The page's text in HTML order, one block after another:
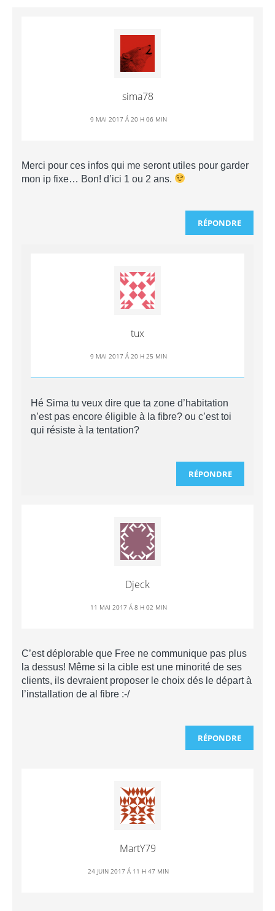
sima78
9 MAI 2017 Á 20 H 06 MIN
Merci pour ces infos qui me seront utiles pour garder
mon ip fixe… Bon! d’ici 1 ou 2 ans.
RÉPONDRE
tux
9 MAI 2017 Á 20 H 25 MIN
Hé Sima tu veux dire que ta zone d’habitation
n’est pas encore éligible à la fibre? ou c’est toi
qui résiste à la tentation?
RÉPONDRE
Djeck
11 MAI 2017 Á 8 H 02 MIN
C’est déplorable que Free ne communique pas plus
la dessus! Même si la cible est une minorité de ses
clients, ils devraient proposer le choix dés le départ à
l’installation de al fibre :-/
RÉPONDRE
MartY79
24 JUIN 2017 Á 11 H 47 MIN